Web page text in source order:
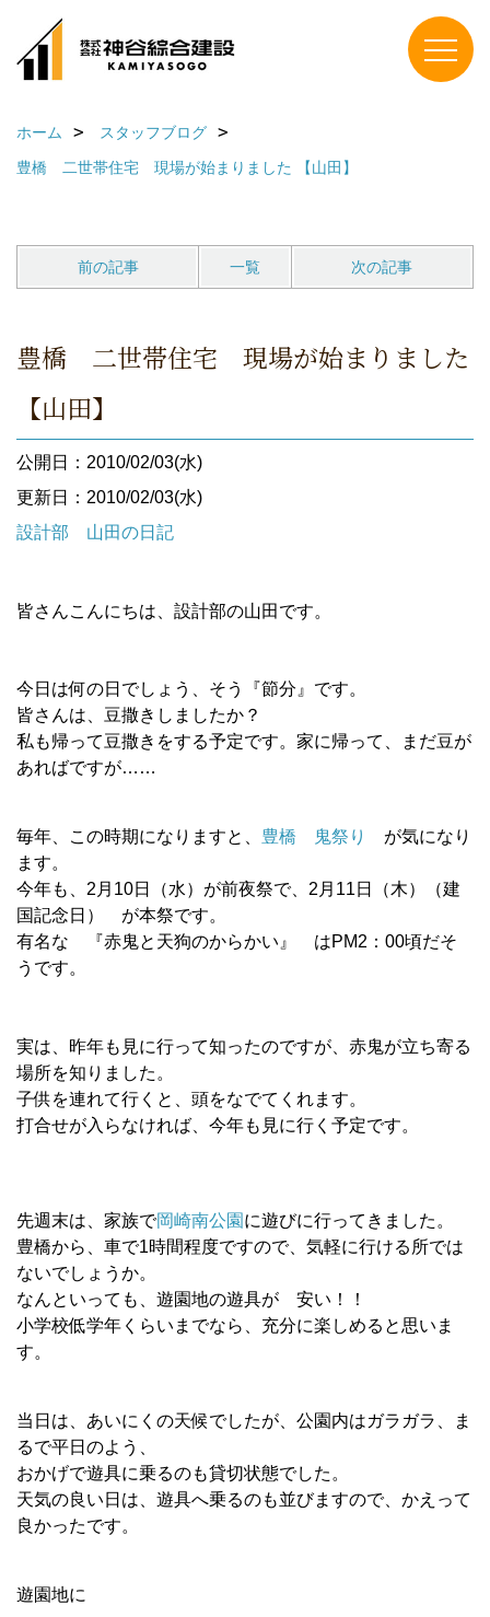
ホーム
スタッフブログ
豊橋 二世帯住宅 現場が始まりました 【山田】
前の記事 一覧 次の記事
豊橋 二世帯住宅 現場が始まりました
【山田】
公開日：2010/02/03(水)
更新日：2010/02/03(水)
設計部 山田の日記
皆さんこんにちは、設計部の山田です。
今日は何の日でしょう、そう『節分』です。
皆さんは、豆撒きしましたか？
私も帰って豆撒きをする予定です。家に帰って、まだ豆が
あればですが……
毎年、この時期になりますと、 豊橋 鬼祭り
が気になり
ます。
今年も、2月10日（水）が前夜祭で、2月11日（木）（建
国記念日） が本祭です。
有名な 『赤鬼と天狗のからかい』 はPM2：00頃だそ
うです。
実は、昨年も見に行って知ったのですが、赤鬼が立ち寄る
場所を知りました。
子供を連れて行くと、頭をなでてくれます。
打合せが入らなければ、今年も見に行く予定です。
先週末は、家族で岡崎南公園 に遊びに行ってきました。
豊橋から、車で1時間程度ですので、気軽に行ける所では
ないでしょうか。
なんといっても、遊園地の遊具が 安い！！
小学校低学年くらいまでなら、充分に楽しめると思いま
す。
当日は、あいにくの天候でしたが、公園内はガラガラ、ま
るで平日のよう、
おかげで遊具に乗るのも貸切状態でした。
天気の良い日は、遊具へ乗るのも並びますので、かえって
良かったです。
遊園地に